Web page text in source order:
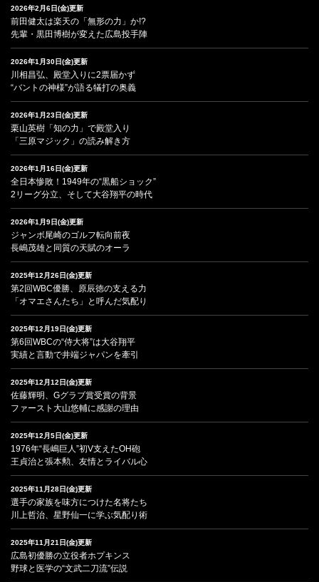
2026年2月6日(金)更新
前田健太は楽天の「無形の力」か!?
先輩・黒田博樹が変えた広島投手陣
2026年1月30日(金)更新
川相昌弘、殿堂入りに2票届かず
“バントの神様”が語る犠打の奥義
2026年1月23日(金)更新
栗山英樹「知の力」で殿堂入り
「三原マジック」の読み解き方
2026年1月16日(金)更新
全日本惨敗！1949年の“黒船ショック”
2リーグ分立、そして大谷翔平の時代
2026年1月9日(金)更新
ジャンボ尾崎のゴルフ転向前夜
長嶋茂雄と同質の天賦のオーラ
2025年12月26日(金)更新
第2回WBC優勝、原辰徳の支える力
「オマエさんたち」と呼んだ気配り
2025年12月19日(金)更新
第6回WBCの“侍大将”は大谷翔平
実績と言動で井端ジャパンを牽引
2025年12月12日(金)更新
佐藤輝明、Gグラブ賞受賞の背景
ファースト大山悠輔に感謝の理由
2025年12月5日(金)更新
1976年“長嶋巨人”初V支えたOH砲
王貞治と張本勲、友情とライバル心
2025年11月28日(金)更新
選手の家族を味方につけた名将たち
川上哲治、星野仙一に学ぶ気配り術
2025年11月21日(金)更新
広島初優勝の立役者ホプキンス
野球と医学の“文武二刀流”伝説